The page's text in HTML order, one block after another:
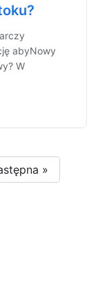
abyNowy
W
»